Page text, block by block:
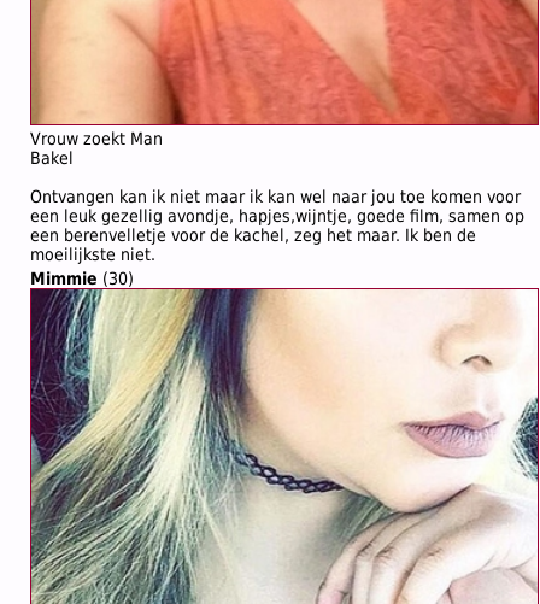
Vrouw zoekt Man
Bakel
Ontvangen kan ik niet maar ik kan wel naar jou toe komen voor
een leuk gezellig avondje, hapjes,wijntje, goede film, samen op
een berenvelletje voor de kachel, zeg het maar. Ik ben de
moeilijkste niet.
Mimmie (30)